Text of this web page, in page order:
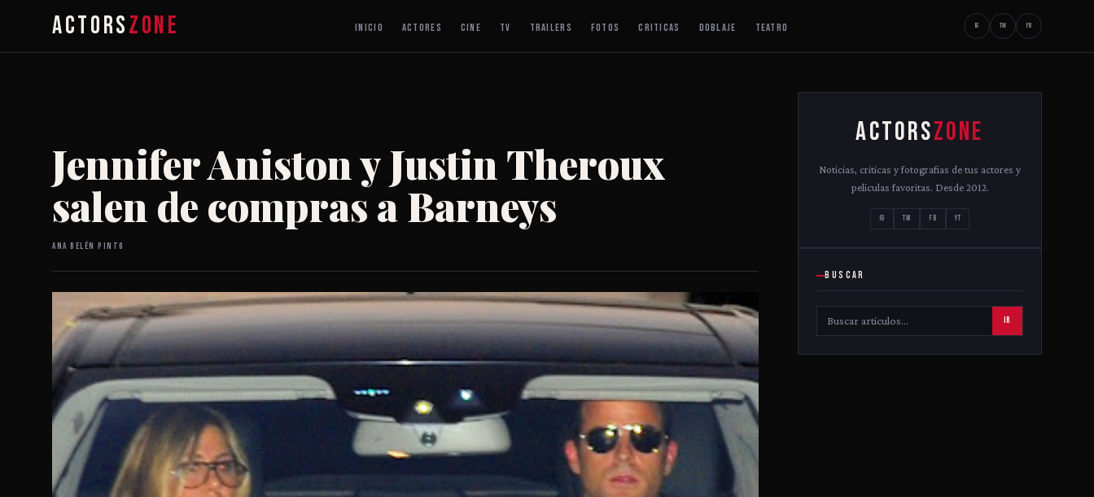
ACTORSZONE INICIO ACTORES CINE TV TRAILERS FOTOS CRITICAS DOBLAJE TEATRO IG TW FB
Jennifer Aniston y Justin Theroux
salen de compras a Barneys
Ana Belén Pinto
ACTORSZONE
Noticias, criticas y fotografias de tus actores y
peliculas favoritas. Desde 2012.
IG TW FB YT
BUSCAR
IR